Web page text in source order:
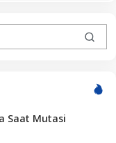
Saat Mutasi